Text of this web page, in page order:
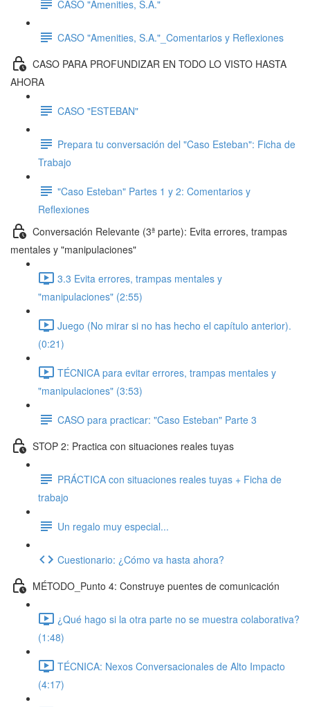
CASO "Amenities, S.A."
CASO "Amenities, S.A."_Comentarios y Reflexiones
CASO PARA PROFUNDIZAR EN TODO LO VISTO HASTA
AHORA
CASO "ESTEBAN"
Prepara tu conversación del "Caso Esteban": Ficha de
Trabajo
"Caso Esteban" Partes 1 y 2: Comentarios y
Reflexiones
Conversación Relevante (3ª parte): Evita errores, trampas
mentales y "manipulaciones"
3.3 Evita errores, trampas mentales y
"manipulaciones" (2:55)
Juego (No mirar si no has hecho el capítulo anterior).
(0:21)
TÉCNICA para evitar errores, trampas mentales y
"manipulaciones" (3:53)
CASO para practicar: "Caso Esteban" Parte 3
STOP 2: Practica con situaciones reales tuyas
PRÁCTICA con situaciones reales tuyas + Ficha de
trabajo
Un regalo muy especial...
Cuestionario: ¿Cómo va hasta ahora?
MÉTODO_Punto 4: Construye puentes de comunicación
¿Qué hago si la otra parte no se muestra colaborativa?
(1:48)
TÉCNICA: Nexos Conversacionales de Alto Impacto
(4:17)